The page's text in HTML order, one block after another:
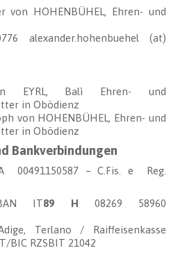
von HOHENBÜHEL, Ehren- und
alexander.hohenbuehel (at)
EYRL, Balì Ehren- und
in Obödienz
von HOHENBÜHEL, Ehren- und
in Obödienz
Bankverbindungen
00491150587 – C.Fis. e Reg.
IT89 H 08269 58960
Terlano / Raiffeisenkasse
BIC RZSBIT 21042